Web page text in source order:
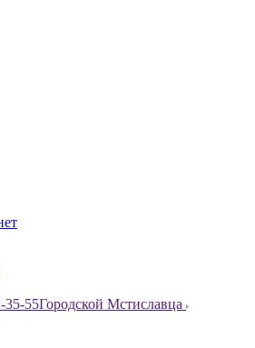
35-55Городской Мстиславца